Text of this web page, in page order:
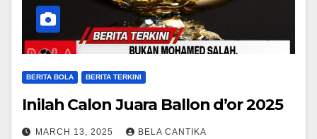
BERITA BOLA BERITA TERKINI
Inilah Calon Juara Ballon d’or 2025
MARCH 13, 2025 BELA CANTIKA